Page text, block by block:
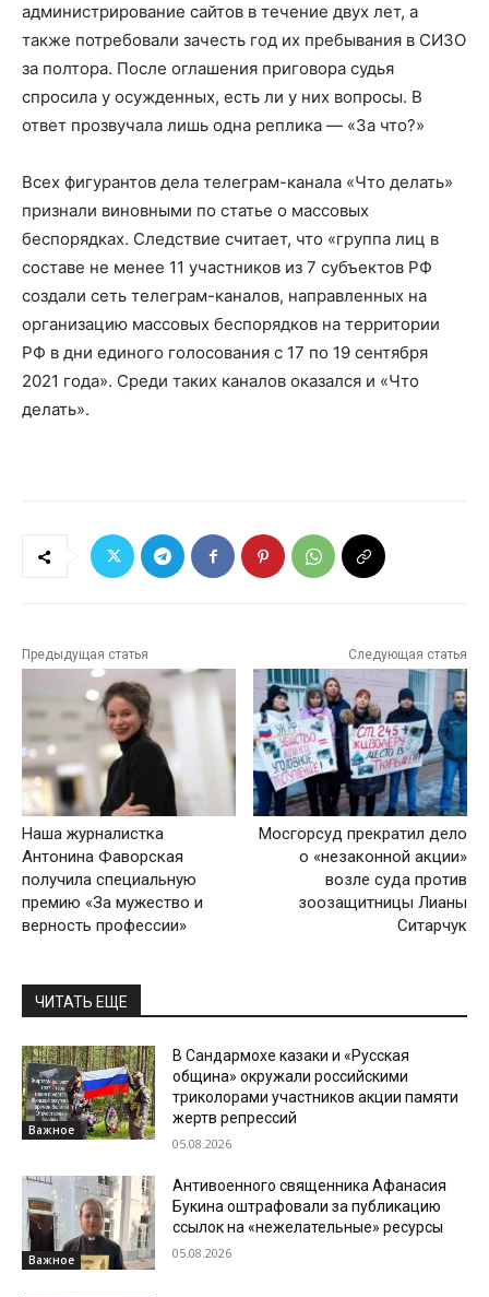
администрирование сайтов в течение двух лет, а
также потребовали зачесть год их пребывания в СИЗО
за полтора. После оглашения приговора судья
спросила у осужденных, есть ли у них вопросы. В
ответ прозвучала лишь одна реплика — «За что?»
Всех фигурантов дела телеграм-канала «Что делать»
признали виновными по статье о массовых
беспорядках. Следствие считает, что «группа лиц в
составе не менее 11 участников из 7 субъектов РФ
создали сеть телеграм-каналов, направленных на
организацию массовых беспорядков на территории
РФ в дни единого голосования с 17 по 19 сентября
2021 года». Среди таких каналов оказался и «Что
делать».
Предыдущая статья
Наша журналистка
Антонина Фаворская
получила специальную
премию «За мужество и
верность профессии»
Следующая статья
Мосгорсуд прекратил дело
о «незаконной акции»
возле суда против
зоозащитницы Лианы
Ситарчук
ЧИТАТЬ ЕЩЕ
Важное
В Сандармохе казаки и «Русская
община» окружали российскими
триколорами участников акции памяти
жертв репрессий
05.08.2026
Важное
Антивоенного священника Афанасия
Букина оштрафовали за публикацию
ссылок на «нежелательные» ресурсы
05.08.2026